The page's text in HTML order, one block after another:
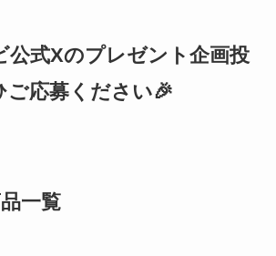
公式Xのプレゼント企画投
ご応募ください🎉
一覧